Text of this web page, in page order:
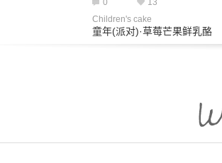
0
13
Children's cake
童年(派对)·草莓芒果鲜乳酪